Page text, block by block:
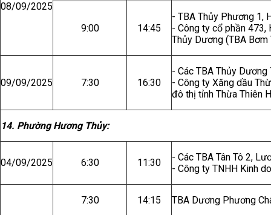
08/09/2025
9:00 14:45
- TBA Thủy Phương 1,
- Công ty cổ phần 473,
Thủy Dương (TBA
09/09/2025 7:30 16:30
- Các TBA Thủy
- Công ty Xăng dầu
đô thị tỉnh Thừa Thiên
14. Phường Hương Thủy:
04/09/2025 6:30 11:30
- Các TBA Tân Tô 2,
- Công ty TNHH Kinh
7:30 14:15 TBA Dương Phương